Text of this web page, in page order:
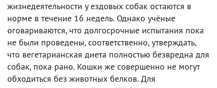
жизнедеятельности у ездовых собак остаются в
норме в течение 16 недель. Однако учёные
оговариваются, что долгосрочные испытания пока
не были проведены, соответственно, утверждать,
что вегетарианская диета полностью безвредна для
собак, пока рано. Кошки же совершенно не могут
обходиться без животных белков. Для